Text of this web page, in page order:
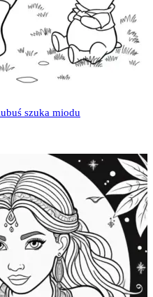
szuka miodu